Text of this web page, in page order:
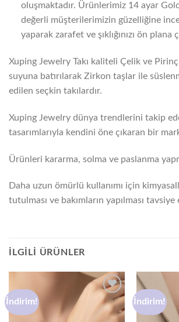
oluşmaktadır. Ürünlerimiz 14 ayar
değerli müşterilerimizin güzelliğine
yaparak zarafet ve şıklığınızı ön plana
Xuping Jewelry Takı kaliteli Çelik ve
suyuna batırılarak Zirkon taşlar ile
edilen seçkin takılardır.
Xuping Jewelry dünya trendlerini takip
tasarımlarıyla kendini öne çıkaran bir
Ürünleri kararma, solma ve paslanma
Daha uzun ömürlü kullanımı için
tutulması ve bakımların yapılması
İLGILI ÜRÜNLER
İndirim! İndirim!